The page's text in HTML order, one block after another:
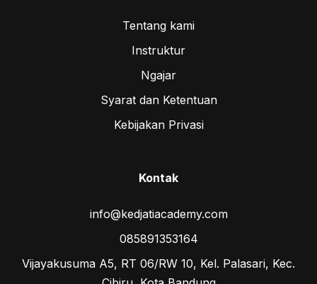
Tentang kami
Instruktur
Ngajar
Syarat dan Ketentuan
Kebijakan Privasi
Kontak
info@kedjatiacademy.com
085891353164
Vijayakusuma A5, RT 06/RW 10, Kel. Palasari, Kec.